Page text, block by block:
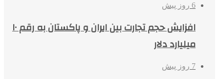
6 روز پیش
افزایش حجم تجارت بین ایران و پاکستان به رقم ۱۰
میلیارد دلار
7 روز پیش